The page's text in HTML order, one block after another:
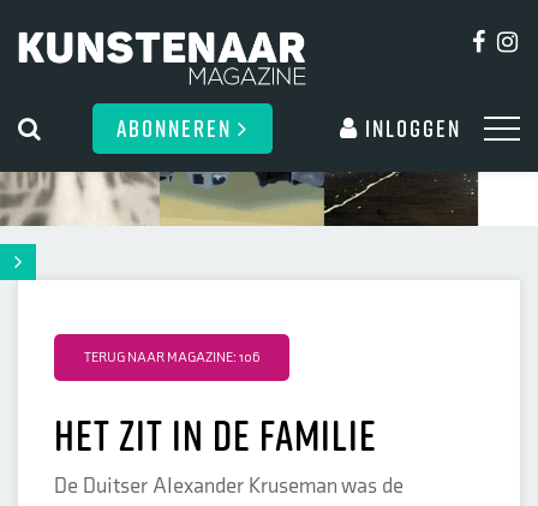
ABONNEREN Inloggen
TERUG NAAR MAGAZINE: 106
Het zit in de familie
De Duitser Alexander Kruseman was de